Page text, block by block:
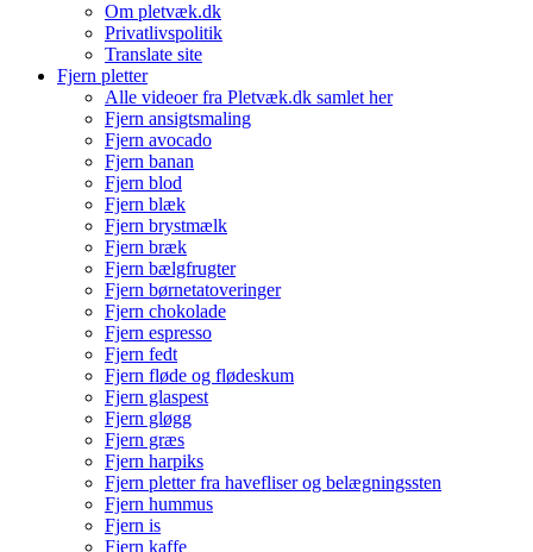
Om pletvæk.dk
Privatlivspolitik
Translate site
Fjern pletter
Alle videoer fra Pletvæk.dk samlet her
Fjern ansigtsmaling
Fjern avocado
Fjern banan
Fjern blod
Fjern blæk
Fjern brystmælk
Fjern bræk
Fjern bælgfrugter
Fjern børnetatoveringer
Fjern chokolade
Fjern espresso
Fjern fedt
Fjern fløde og flødeskum
Fjern glaspest
Fjern gløgg
Fjern græs
Fjern harpiks
Fjern pletter fra havefliser og belægningssten
Fjern hummus
Fjern is
Fjern kaffe